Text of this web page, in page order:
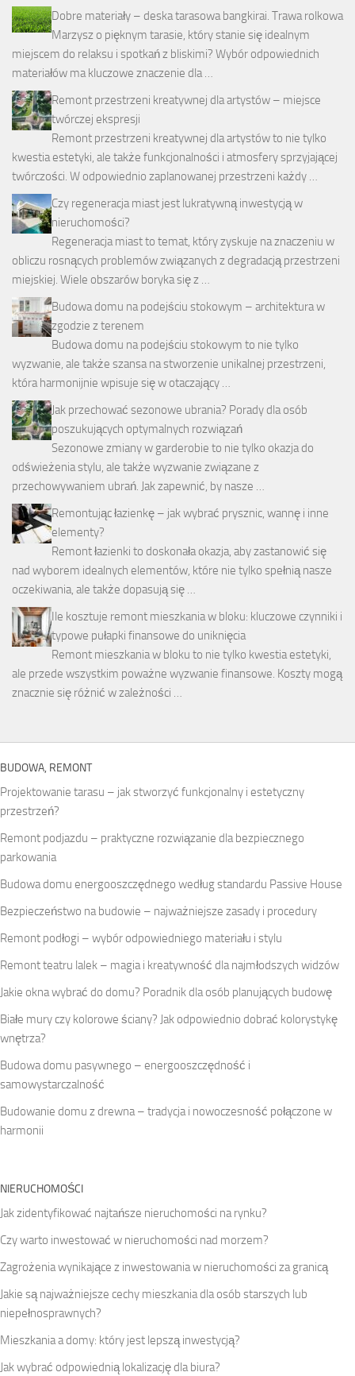
Dobre materiały – deska tarasowa bangkirai. Trawa rolkowa
Marzysz o pięknym tarasie, który stanie się idealnym
miejscem do relaksu i spotkań z bliskimi? Wybór odpowiednich
materiałów ma kluczowe znaczenie dla …
Remont przestrzeni kreatywnej dla artystów – miejsce
twórczej ekspresji
Remont przestrzeni kreatywnej dla artystów to nie tylko
kwestia estetyki, ale także funkcjonalności i atmosfery sprzyjającej
twórczości. W odpowiednio zaplanowanej przestrzeni każdy …
Czy regeneracja miast jest lukratywną inwestycją w
nieruchomości?
Regeneracja miast to temat, który zyskuje na znaczeniu w
obliczu rosnących problemów związanych z degradacją przestrzeni
miejskiej. Wiele obszarów boryka się z …
Budowa domu na podejściu stokowym – architektura w
zgodzie z terenem
Budowa domu na podejściu stokowym to nie tylko
wyzwanie, ale także szansa na stworzenie unikalnej przestrzeni,
która harmonijnie wpisuje się w otaczający …
Jak przechować sezonowe ubrania? Porady dla osób
poszukujących optymalnych rozwiązań
Sezonowe zmiany w garderobie to nie tylko okazja do
odświeżenia stylu, ale także wyzwanie związane z
przechowywaniem ubrań. Jak zapewnić, by nasze …
Remontując łazienkę – jak wybrać prysznic, wannę i inne
elementy?
Remont łazienki to doskonała okazja, aby zastanowić się
nad wyborem idealnych elementów, które nie tylko spełnią nasze
oczekiwania, ale także dopasują się …
Ile kosztuje remont mieszkania w bloku: kluczowe czynniki i
typowe pułapki finansowe do uniknięcia
Remont mieszkania w bloku to nie tylko kwestia estetyki,
ale przede wszystkim poważne wyzwanie finansowe. Koszty mogą
znacznie się różnić w zależności …
BUDOWA, REMONT
Projektowanie tarasu – jak stworzyć funkcjonalny i estetyczny
przestrzeń?
Remont podjazdu – praktyczne rozwiązanie dla bezpiecznego
parkowania
Budowa domu energooszczędnego według standardu Passive House
Bezpieczeństwo na budowie – najważniejsze zasady i procedury
Remont podłogi – wybór odpowiedniego materiału i stylu
Remont teatru lalek – magia i kreatywność dla najmłodszych widzów
Jakie okna wybrać do domu? Poradnik dla osób planujących budowę
Białe mury czy kolorowe ściany? Jak odpowiednio dobrać kolorystykę
wnętrza?
Budowa domu pasywnego – energooszczędność i
samowystarczalność
Budowanie domu z drewna – tradycja i nowoczesność połączone w
harmonii
NIERUCHOMOŚCI
Jak zidentyfikować najtańsze nieruchomości na rynku?
Czy warto inwestować w nieruchomości nad morzem?
Zagrożenia wynikające z inwestowania w nieruchomości za granicą
Jakie są najważniejsze cechy mieszkania dla osób starszych lub
niepełnosprawnych?
Mieszkania a domy: który jest lepszą inwestycją?
Jak wybrać odpowiednią lokalizację dla biura?